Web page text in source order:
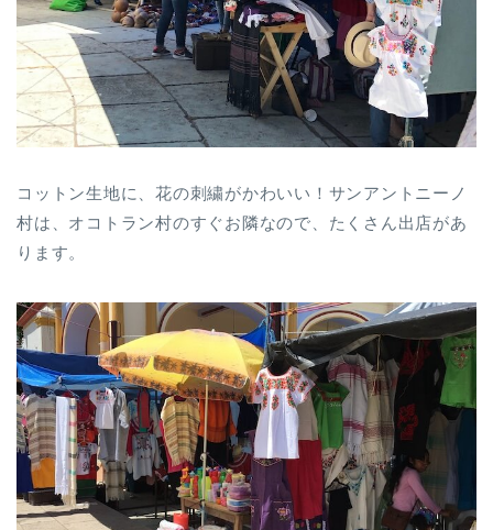
コットン生地に、花の刺繍がかわいい！サンアントニーノ
村は、オコトラン村のすぐお隣なので、たくさん出店があ
ります。